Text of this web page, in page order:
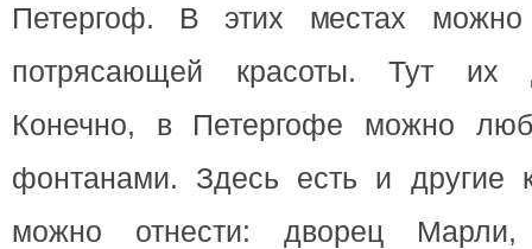
Петергоф. В этих местах
потрясающей красоты. Тут их
Конечно, в Петергофе можно
фонтанами. Здесь есть и другие
можно отнести: дворец